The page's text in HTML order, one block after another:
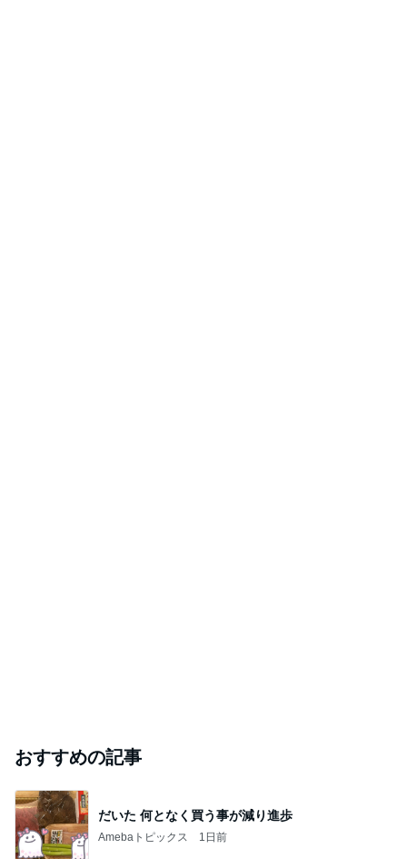
おすすめの記事
だいた 何となく買う事が減り進歩
Amebaトピックス 1日前